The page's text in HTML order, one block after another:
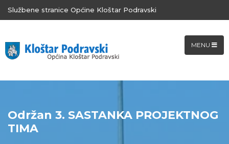
Službene stranice Općine Kloštar Podravski
MENU
Održan 3. SASTANKA PROJEKTNOG
TIMA